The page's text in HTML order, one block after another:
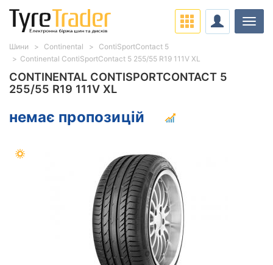
CONTINENTAL CONTISPORTCONTACT 5
255/55 R19 111V XL
немає пропозицій
Шини Continental
ContiSportContact 5
Continental ContiSportContact 5 255/55 R19 111V XL